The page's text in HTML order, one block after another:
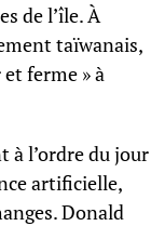
de l’île. À
taïwanais,
ferme » à
à l’ordre du jour
artificielle,
Donald